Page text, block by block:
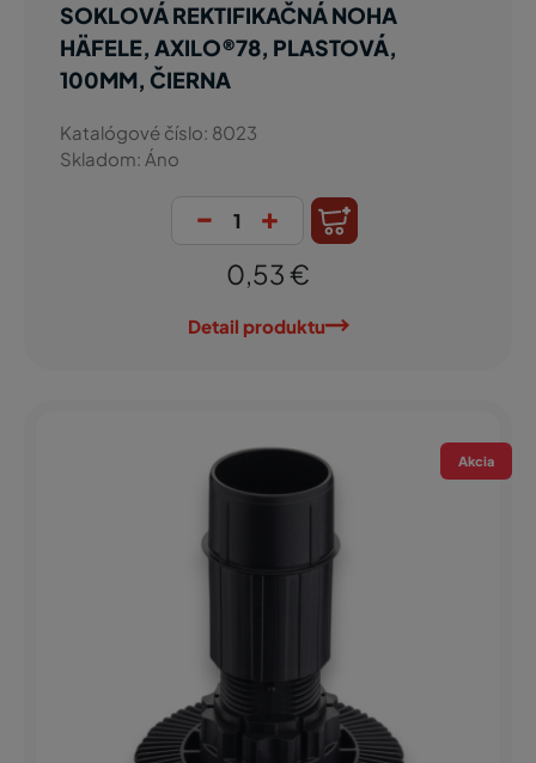
SOKLOVÁ REKTIFIKAČNÁ NOHA
HÄFELE, AXILO®78, PLASTOVÁ,
100MM, ČIERNA
Katalógové číslo: 8023
Skladom: Áno
- +
0,53 €
Detail produktu
Akcia